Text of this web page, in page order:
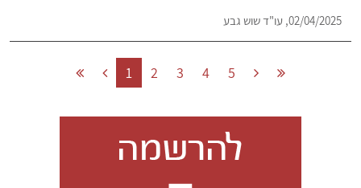
02/04/2025, עו"ד שוש גבע
1 2 3 4 5